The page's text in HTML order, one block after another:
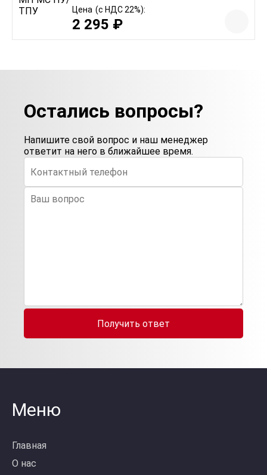
Цена (с НДС 22%):
2 295 ₽
Остались вопросы?
Напишите свой вопрос и наш менеджер
ответит на него в ближайшее время.
Получить ответ
Меню
Главная
О нас